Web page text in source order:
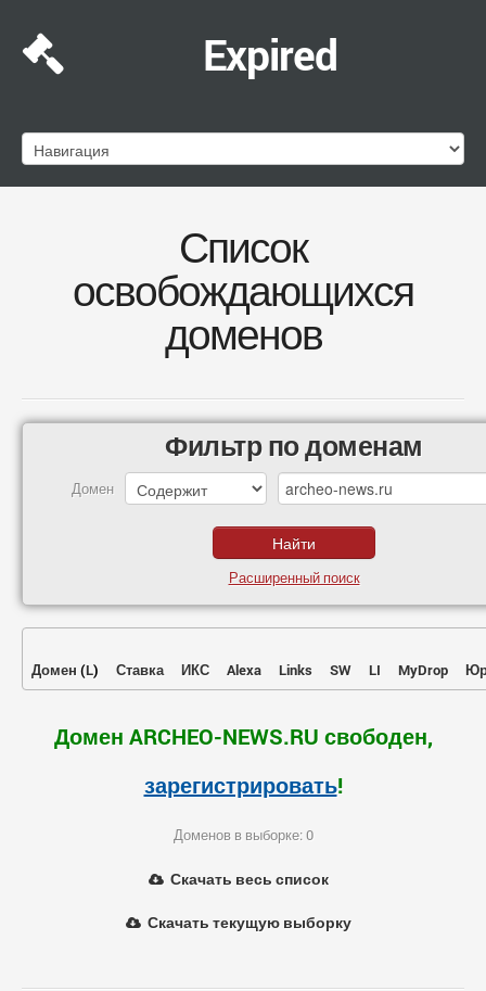
Expired
Список
освобождающихся
доменов
Фильтр по доменам
Домен
Расширенный поиск
Домен (L) Ставка ИКС Alexa Links SW LI MyDrop
Домен ARCHEO-NEWS.RU свободен,
зарегистрировать!
Доменов в выборке: 0
Скачать весь список
Скачать текущую выборку